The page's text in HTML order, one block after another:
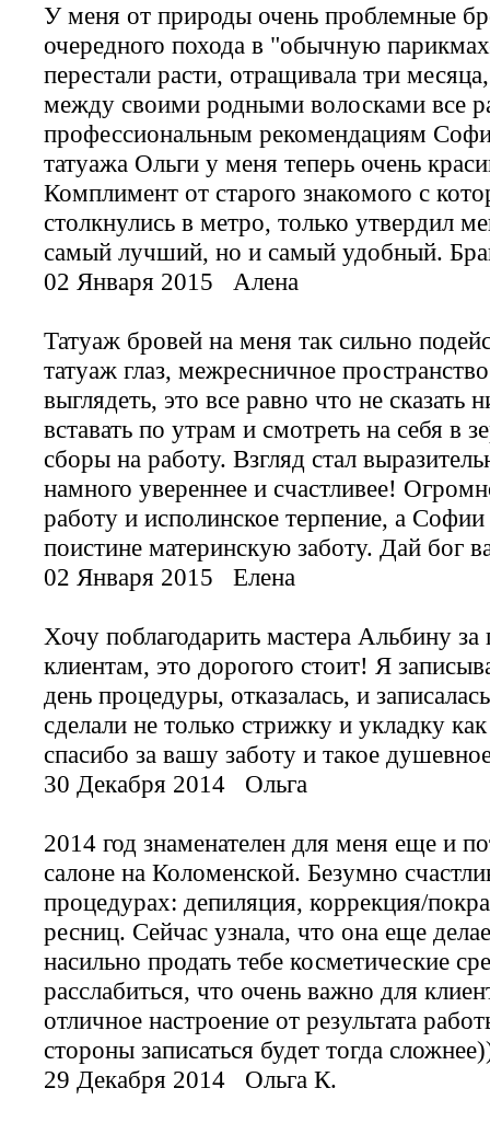
У меня от природы очень проблемные
очередного похода в "обычную
перестали расти, отращивала три
между своими родными волосками все
профессиональным рекомендациям
татуажа Ольги у меня теперь очень
Комплимент от старого знакомого с
столкнулись в метро, только утвердил
самый лучший, но и самый удобный.
02 Января 2015 Алена
Татуаж бровей на меня так сильно
татуаж глаз, межресничное
выглядеть, это все равно что не
вставать по утрам и смотреть на себя в
сборы на работу. Взгляд стал
намного увереннее и счастливее!
работу и исполинское терпение, а
поистине материнскую заботу. Дай бог
02 Января 2015 Елена
Хочу поблагодарить мастера Альбину
клиентам, это дорогого стоит! Я
день процедуры, отказалась, и
сделали не только стрижку и укладку
спасибо за вашу заботу и такое
30 Декабря 2014 Ольга
2014 год знаменателен для меня еще и
салоне на Коломенской. Безумно
процедурах: депиляция, коррекция/
ресниц. Сейчас узнала, что она еще
насильно продать тебе косметические
расслабиться, что очень важно для
отличное настроение от результата
стороны записаться будет тогда
29 Декабря 2014 Ольга К.